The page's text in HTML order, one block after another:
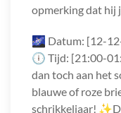
opmerking dat hij
🌌 Datum: [12-
🕕 Tijd: [21:00-
dan toch aan het
blauwe of roze
schrikkeljaar!